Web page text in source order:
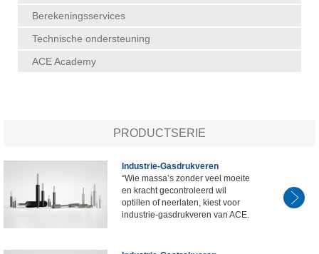
Berekeningsservices
Technische ondersteuning
ACE Academy
PRODUCTSERIE
Industrie-Gasdrukveren
“Wie massa’s zonder veel moeite
en kracht gecontroleerd wil
optillen of neerlaten, kiest voor
industrie-gasdrukveren van ACE.